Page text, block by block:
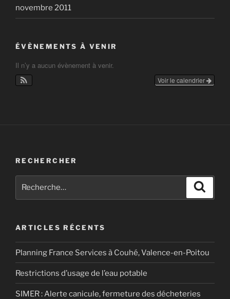
novembre 2011
ÉVÈNEMENTS À VENIR
Il n’y a aucun évènement à venir.
Voir le calendrier
RECHERCHER
ARTICLES RÉCENTS
Planning France Services à Couhé, Valence-en-Poitou
Restrictions d’usage de l’eau potable
SIMER : Alerte canicule, fermeture des décheteries